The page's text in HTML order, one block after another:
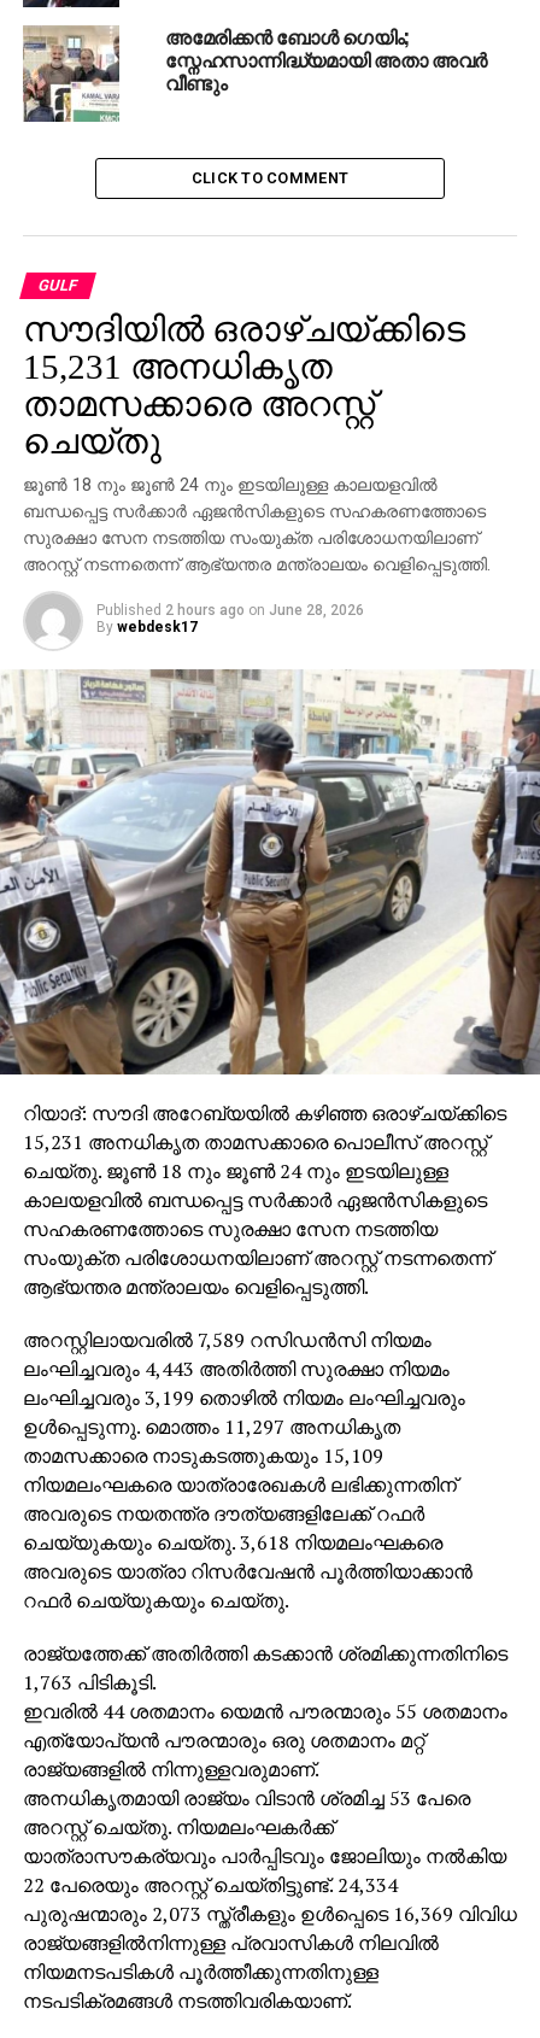
അമേരിക്കൻ ബോൾ ഗെയിം;
സ്നേഹസാന്നിദ്ധ്യമായി അതാ അവർ
വീണ്ടും
CLICK TO COMMENT
GULF
സൗദിയില്‍ ഒരാഴ്ചയ്ക്കിടെ
15,231 അനധികൃത
താമസക്കാരെ അറസ്റ്റ്
ചെയ്തു
ജൂണ്‍ 18 നും ജൂണ്‍ 24 നും ഇടയിലുള്ള കാലയളവില്‍
ബന്ധപ്പെട്ട സര്‍ക്കാര്‍ ഏജന്‍സികളുടെ സഹകരണത്തോടെ
സുരക്ഷാ സേന നടത്തിയ സംയുക്ത പരിശോധനയിലാണ്
അറസ്റ്റ് നടന്നതെന്ന് ആഭ്യന്തര മന്ത്രാലയം വെളിപ്പെടുത്തി.
Published 2 hours ago on June 28, 2026
By webdesk17
റിയാദ്: സൗദി അറേബ്യയില്‍ കഴിഞ്ഞ ഒരാഴ്ചയ്ക്കിടെ
15,231 അനധികൃത താമസക്കാരെ പൊലീസ് അറസ്റ്റ്
ചെയ്തു. ജൂണ്‍ 18 നും ജൂണ്‍ 24 നും ഇടയിലുള്ള
കാലയളവില്‍ ബന്ധപ്പെട്ട സര്‍ക്കാര്‍ ഏജന്‍സികളുടെ
സഹകരണത്തോടെ സുരക്ഷാ സേന നടത്തിയ
സംയുക്ത പരിശോധനയിലാണ് അറസ്റ്റ് നടന്നതെന്ന്
ആഭ്യന്തര മന്ത്രാലയം വെളിപ്പെടുത്തി.
അറസ്റ്റിലായവരില്‍ 7,589 റസിഡന്‍സി നിയമം
ലംഘിച്ചവരും 4,443 അതിര്‍ത്തി സുരക്ഷാ നിയമം
ലംഘിച്ചവരും 3,199 തൊഴില്‍ നിയമം ലംഘിച്ചവരും
ഉള്‍പ്പെടുന്നു. മൊത്തം 11,297 അനധികൃത
താമസക്കാരെ നാടുകടത്തുകയും 15,109
നിയമലംഘകരെ യാത്രാരേഖകള്‍ ലഭിക്കുന്നതിന്
അവരുടെ നയതന്ത്ര ദൗത്യങ്ങളിലേക്ക് റഫര്‍
ചെയ്യുകയും ചെയ്തു. 3,618 നിയമലംഘകരെ
അവരുടെ യാത്രാ റിസര്‍വേഷന്‍ പൂര്‍ത്തിയാക്കാന്‍
റഫര്‍ ചെയ്യുകയും ചെയ്തു.
രാജ്യത്തേക്ക് അതിര്‍ത്തി കടക്കാന്‍ ശ്രമിക്കുന്നതിനിടെ
1,763 പിടികൂടി.
ഇവരില്‍ 44 ശതമാനം യെമന്‍ പൗരന്മാരും 55 ശതമാനം
എത്യോപ്യന്‍ പൗരന്മാരും ഒരു ശതമാനം മറ്റ്
രാജ്യങ്ങളില്‍ നിന്നുള്ളവരുമാണ്.
അനധികൃതമായി രാജ്യം വിടാന്‍ ശ്രമിച്ച 53 പേരെ
അറസ്റ്റ് ചെയ്തു. നിയമലംഘകര്‍ക്ക്
യാത്രാസൗകര്യവും പാര്‍പ്പിടവും ജോലിയും നല്‍കിയ
22 പേരെയും അറസ്റ്റ് ചെയ്തിട്ടുണ്ട്. 24,334
പുരുഷന്മാരും 2,073 സ്ത്രീകളും ഉള്‍പ്പെടെ 16,369 വിവിധ
രാജ്യങ്ങളില്‍നിന്നുള്ള പ്രവാസികള്‍ നിലവില്‍
നിയമനടപടികള്‍ പൂര്‍ത്തീക്കുന്നതിനുള്ള
നടപടിക്രമങ്ങള്‍ നടത്തിവരികയാണ്.